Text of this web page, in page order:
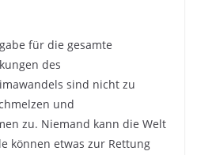
für die gesamte
des
sind nicht zu
und
zu. Niemand kann die Welt
können etwas zur Rettung